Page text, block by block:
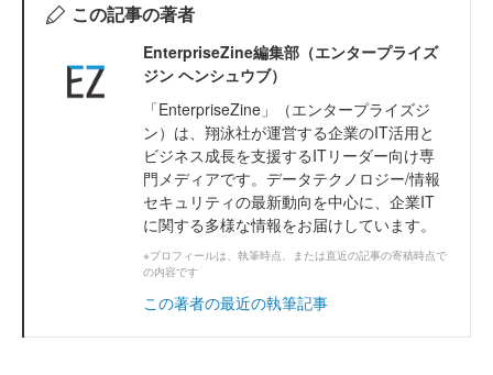
この記事の著者
EnterpriseZine編集部（エンタープライズ
ジン ヘンシュウブ）
「EnterpriseZine」（エンタープライズジ
ン）は、翔泳社が運営する企業のIT活用と
ビジネス成長を支援するITリーダー向け専
門メディアです。データテクノロジー/情報
セキュリティの最新動向を中心に、企業IT
に関する多様な情報をお届けしています。
※プロフィールは、執筆時点、または直近の記事の寄稿時点で
の内容です
この著者の最近の執筆記事